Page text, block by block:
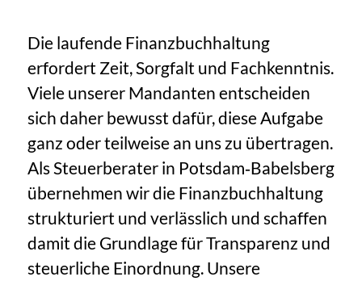
Die laufende Finanzbuchhaltung
erfordert Zeit, Sorgfalt und Fachkenntnis.
Viele unserer Mandanten entscheiden
sich daher bewusst dafür, diese Aufgabe
ganz oder teilweise an uns zu übertragen.
Als Steuerberater in Potsdam‑Babelsberg
übernehmen wir die Finanzbuchhaltung
strukturiert und verlässlich und schaffen
damit die Grundlage für Transparenz und
steuerliche Einordnung. Unsere